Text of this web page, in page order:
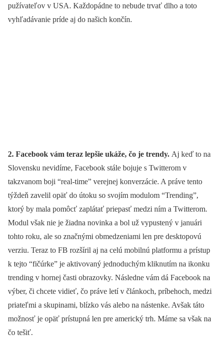
pužívateľov v USA. Každopádne to nebude trvať dlho a toto
vyhľadávanie príde aj do našich končín.
2. Facebook vám teraz lepšie ukáže, čo je trendy. Aj keď to na
Slovensku nevidíme, Facebook stále bojuje s Twitterom v
takzvanom boji “real-time” verejnej konverzácie. A práve tento
týždeň zavelil opäť do útoku so svojím modulom “Trending”,
ktorý by mala pomôcť zaplátať priepasť medzi ním a Twitterom.
Modul však nie je žiadna novinka a bol už vypustený v januári
tohto roku, ale so značnými obmedzeniami len pre desktopovú
verziu. Teraz to FB rozšíril aj na celú mobilnú platformu a prístup
k tejto “fičúrke” je aktivovaný jednoduchým kliknutím na ikonku
trending v hornej časti obrazovky. Následne vám dá Facebook na
výber, či chcete vidieť, čo práve letí v článkoch, príbehoch, medzi
priateľmi a skupinami, blízko vás alebo na nástenke. Avšak táto
možnosť je opäť prístupná len pre americký trh. Máme sa však na
čo tešiť.